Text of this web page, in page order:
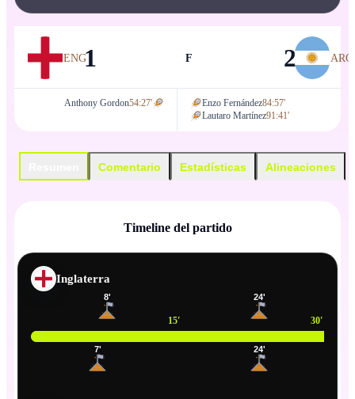
ENG1 F 2 ARG
Anthony Gordon54:27' Enzo Fernández84:57'
Lautaro Martínez91:41'
Comentario Estadísticas Alineaciones
Timeline del partido
Inglaterra
15' 30'
7'
8' 24'
24'